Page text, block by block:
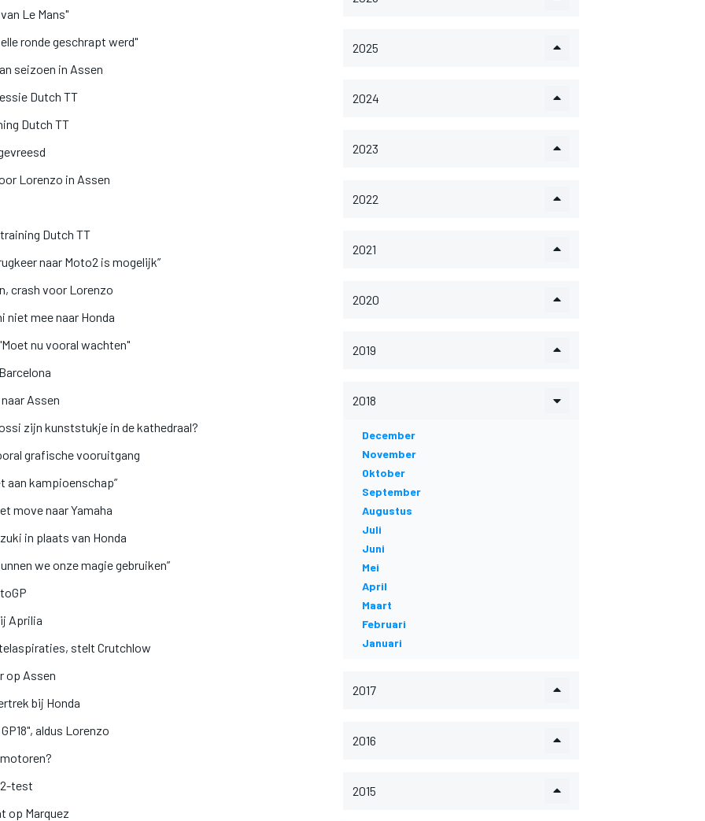
Le Mans"
ronde geschrapt werd"
seizoen in Assen
Dutch TT
Dutch TT
Lorenzo in Assen
Dutch TT
naar Moto2 is mogelijk”
crash voor Lorenzo
niet mee naar Honda
nu vooral wachten"
Assen
zijn kunststukje in de kathedraal?
grafische vooruitgang
aan kampioenschap”
move naar Yamaha
in plaats van Honda
we onze magie gebruiken”
Aprilia
stelt Crutchlow
op Assen
bij Honda
aldus Lorenzo
test
op Marquez
2025
2024
2023
2022
2021
2020
2019
2018
December
November
Oktober
September
Augustus
Juli
Juni
Mei
April
Maart
Februari
Januari
2017
2016
2015